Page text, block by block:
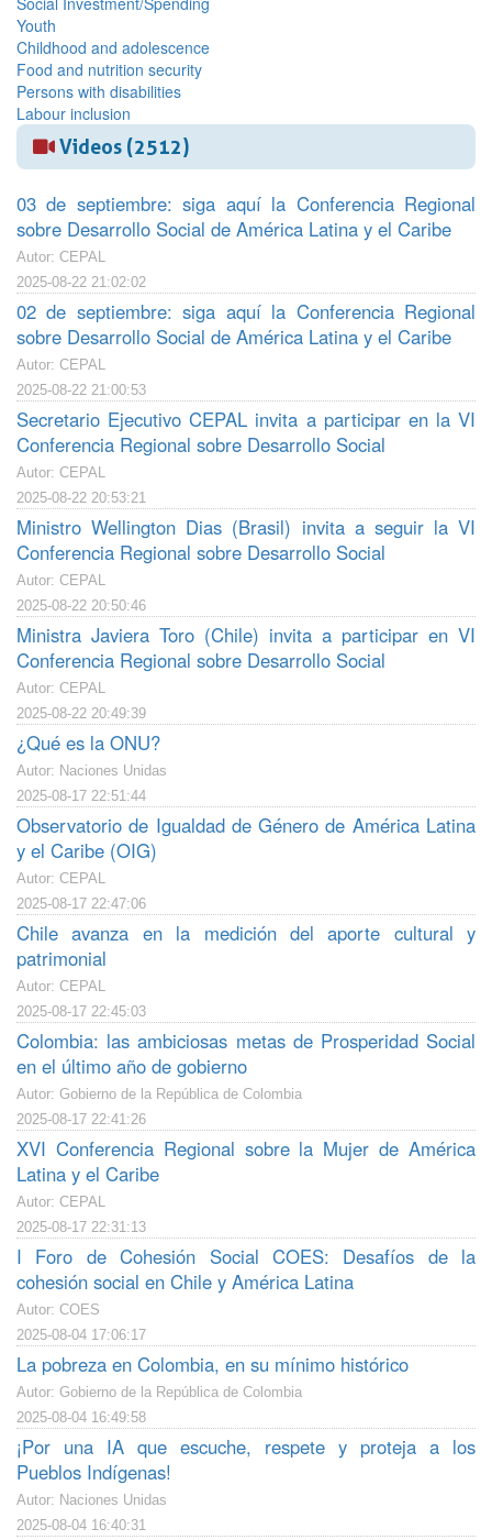
Youth
Childhood and adolescence
Food and nutrition security
Persons with disabilities
Labour inclusion
Videos (2512)
03 de septiembre: siga aquí la Conferencia Regional
sobre Desarrollo Social de América Latina y el Caribe
Autor: CEPAL
2025-08-22 21:02:02
02 de septiembre: siga aquí la Conferencia Regional
sobre Desarrollo Social de América Latina y el Caribe
Autor: CEPAL
2025-08-22 21:00:53
Secretario Ejecutivo CEPAL invita a participar en la VI
Conferencia Regional sobre Desarrollo Social
Autor: CEPAL
2025-08-22 20:53:21
Ministro Wellington Dias (Brasil) invita a seguir la VI
Conferencia Regional sobre Desarrollo Social
Autor: CEPAL
2025-08-22 20:50:46
Ministra Javiera Toro (Chile) invita a participar en VI
Conferencia Regional sobre Desarrollo Social
Autor: CEPAL
2025-08-22 20:49:39
¿Qué es la ONU?
Autor: Naciones Unidas
2025-08-17 22:51:44
Observatorio de Igualdad de Género de América Latina
y el Caribe (OIG)
Autor: CEPAL
2025-08-17 22:47:06
Chile avanza en la medición del aporte cultural y
patrimonial
Autor: CEPAL
2025-08-17 22:45:03
Colombia: las ambiciosas metas de Prosperidad Social
en el último año de gobierno
Autor: Gobierno de la República de Colombia
2025-08-17 22:41:26
XVI Conferencia Regional sobre la Mujer de América
Latina y el Caribe
Autor: CEPAL
2025-08-17 22:31:13
I Foro de Cohesión Social COES: Desafíos de la
cohesión social en Chile y América Latina
Autor: COES
2025-08-04 17:06:17
La pobreza en Colombia, en su mínimo histórico
Autor: Gobierno de la República de Colombia
2025-08-04 16:49:58
¡Por una IA que escuche, respete y proteja a los
Pueblos Indígenas!
Autor: Naciones Unidas
2025-08-04 16:40:31